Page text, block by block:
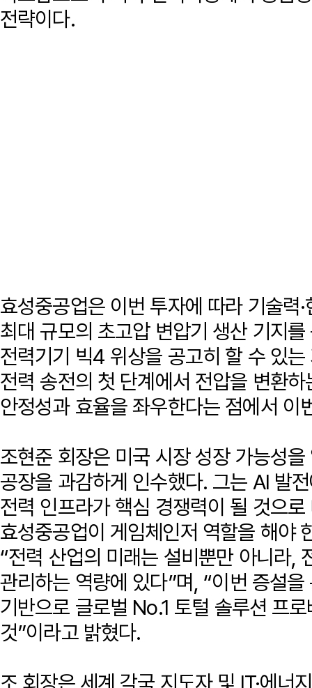
전략이다.
효성중공업은 이번 투자에 따라 기술력
최대 규모의 초고압 변압기 생산 기지
전력기기 빅4 위상을 공고히 할 수 있
전력 송전의 첫 단계에서 전압을 변환
안정성과 효율을 좌우한다는 점에서 이
조현준 회장은 미국 시장 성장 가능성
공장을 과감하게 인수했다. 그는 AI 발
전력 인프라가 핵심 경쟁력이 될 것으
효성중공업이 게임체인저 역할을 해야
“전력 산업의 미래는 설비뿐만 아니라,
관리하는 역량에 있다”며, “이번 증설
기반으로 글로벌 No.1 토털 솔루션 프
것”이라고 밝혔다.
조 회장은 세계 각국 지도자 및 IT·에너